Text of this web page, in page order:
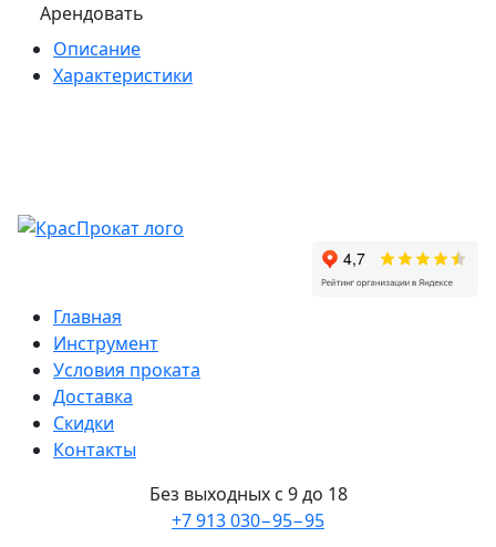
Арендовать
Описание
Характеристики
Главная
Инструмент
Условия проката
Доставка
Скидки
Контакты
Без выходных с 9 до 18
+7 913 030−95−95